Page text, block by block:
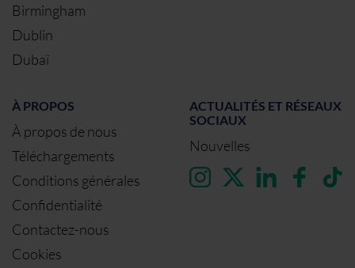
Birmingham
Dublin
Dubaï
À PROPOS
À propos de nous
Téléchargements
Conditions générales
Confidentialité
Contactez-nous
Cookies
ACTUALITÉS ET RÉSEAUX
SOCIAUX
Nouvelles